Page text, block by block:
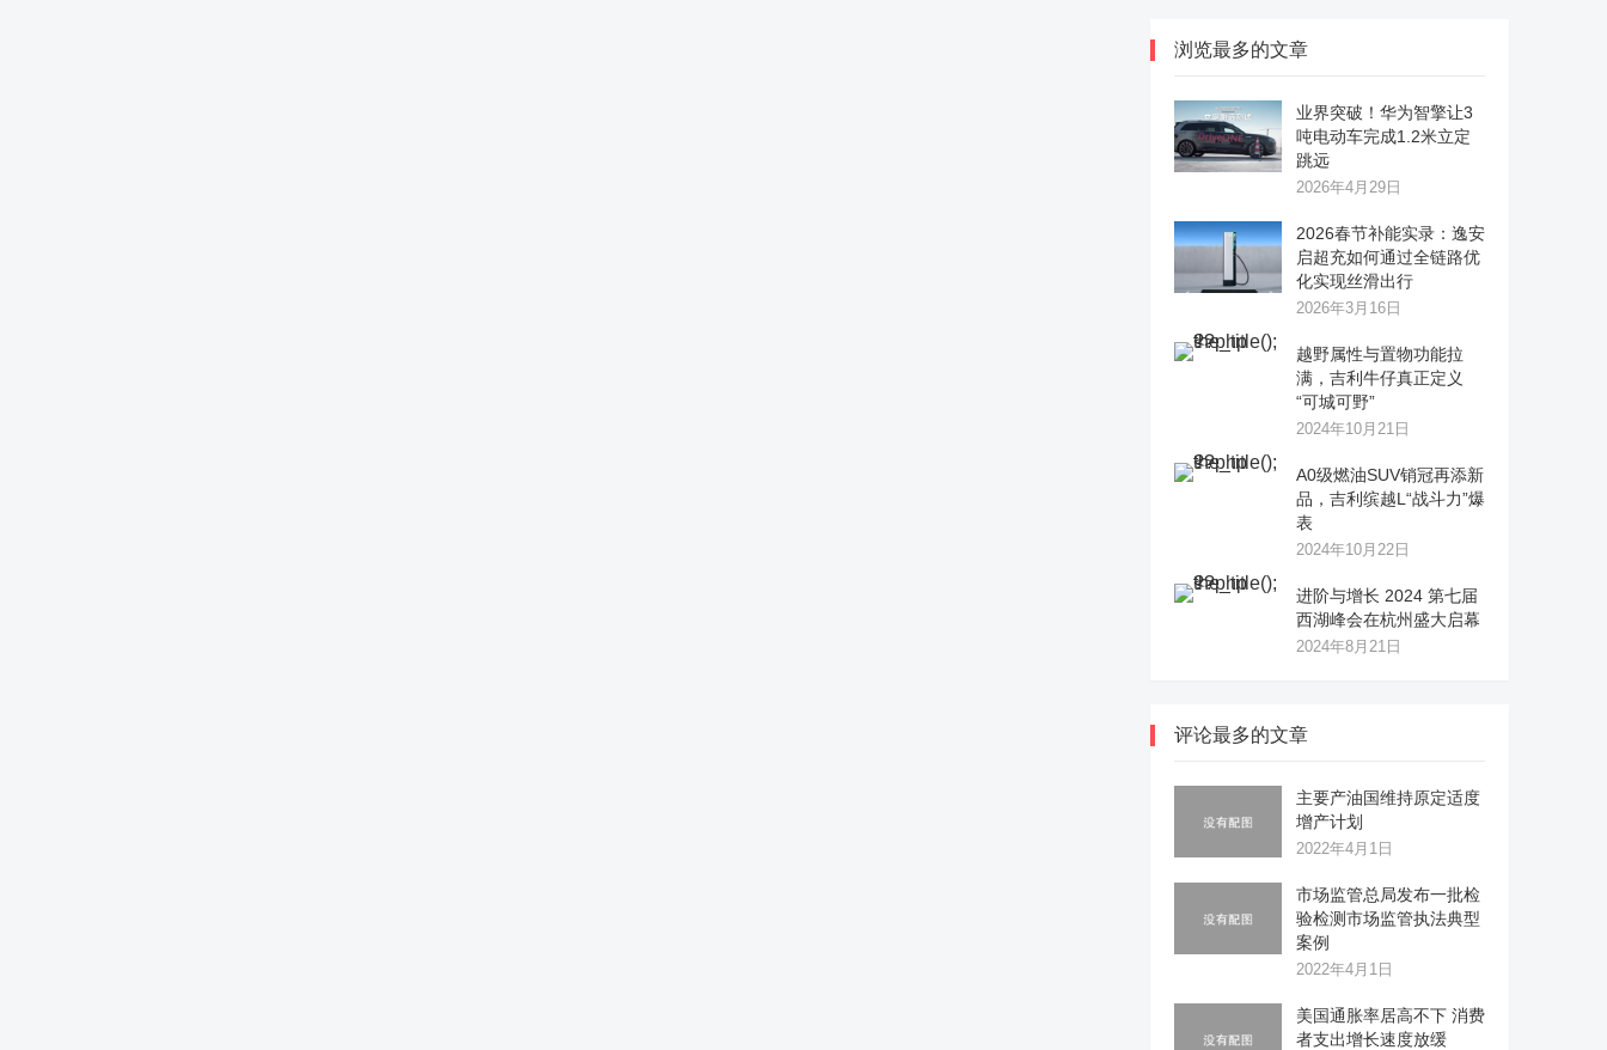
浏览最多的文章
业界突破！华为智擎让3
吨电动车完成1.2米立定
跳远
2026年4月29日
2026春节补能实录：逸安
启超充如何通过全链路优
化实现丝滑出行
2026年3月16日
越野属性与置物功能拉
满，吉利牛仔真正定义
“可城可野”
2024年10月21日
A0级燃油SUV销冠再添新
品，吉利缤越L“战斗力”爆
表
2024年10月22日
进阶与增长 2024 第七届
西湖峰会在杭州盛大启幕
2024年8月21日
评论最多的文章
主要产油国维持原定适度
增产计划
2022年4月1日
市场监管总局发布一批检
验检测市场监管执法典型
案例
2022年4月1日
美国通胀率居高不下 消费
者支出增长速度放缓